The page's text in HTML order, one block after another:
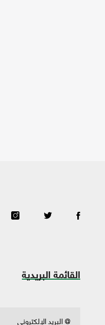
القائمة البريدية